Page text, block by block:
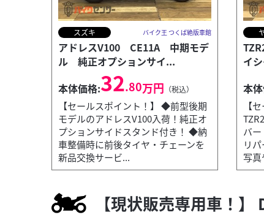
ホンダ
PCX150 KF30 フルノーマル車 アイドリ
34
【セールスポイント！】 ◆走行わずか393㎞
スズキ バイク王 つくば絶版車館
アドレスV100 CE11A 中期モデ
ル 純正オプションサイ...
本体価格:32.80万円 （税込）
【セールスポイント！】 ◆前型後期
モデルのアドレスV100入荷！純正オ
プションサイドスタンド付き！ ◆納
車整備時に前後タイヤ・チェーンを
新品交換サービ...
イ
本
【
バ
リ
写真
【現状販売専用車